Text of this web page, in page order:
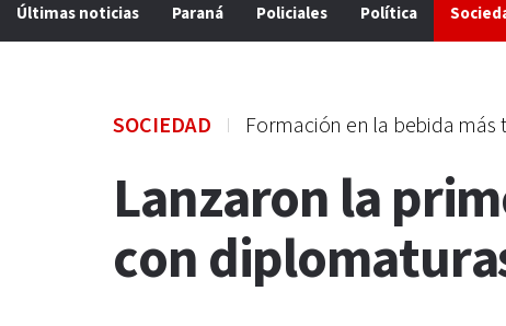
Últimas noticias Paraná Policiales Política
SOCIEDAD Formación en la bebida más
Lanzaron la
con